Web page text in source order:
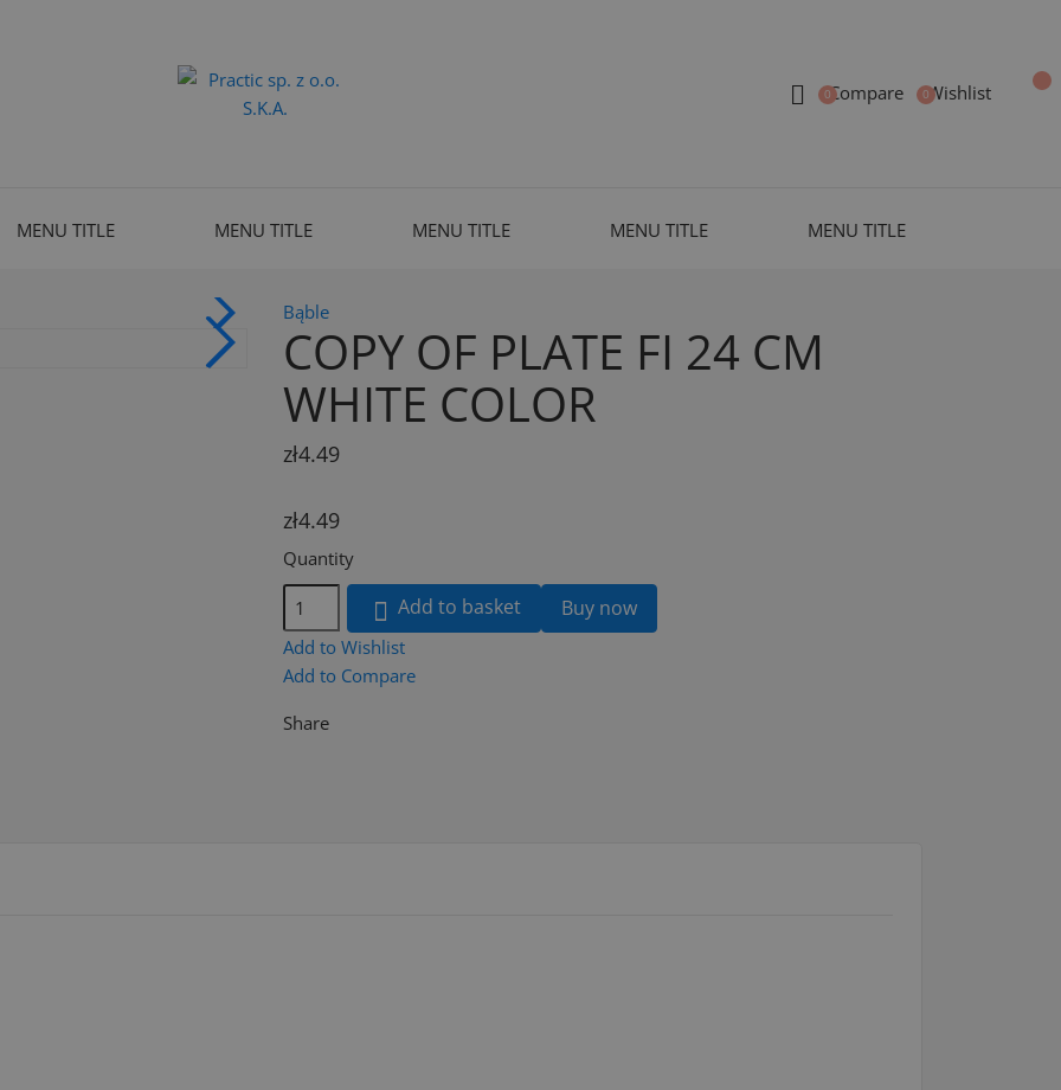
Compare Wishlist
MENU TITLE MENU TITLE MENU TITLE MENU TITLE MENU TITLE
Bąble
COPY OF PLATE FI 24 CM
WHITE COLOR
zł4.49
zł4.49
Quantity
 Add to basket Buy now
Add to Wishlist
Add to Compare
Share